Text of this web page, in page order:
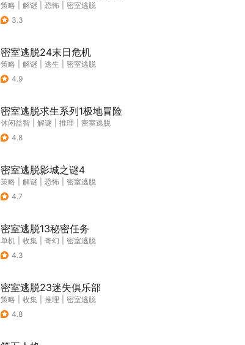
策略 解谜 恐怖
密室逃脱
3.3
密室逃脱24末日危机
策略 解谜 逃生
密室逃脱
4.9
密室逃脱求生系列1极地冒险
休闲益智 解谜 推理
密室逃脱
4.8
密室逃脱影城之谜4
策略 解谜 恐怖
密室逃脱
4.7
密室逃脱13秘密任务
单机 收集 奇幻
密室逃脱
4.3
密室逃脱23迷失俱乐部
策略 收集 推理
密室逃脱
4.8